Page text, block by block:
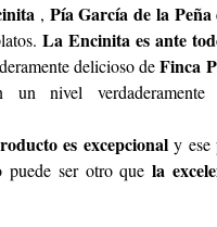
, Pía García de la Peña
La Encinita es ante
delicioso deFinca
un nivel
es excepcionaly ese
puede ser otro quela